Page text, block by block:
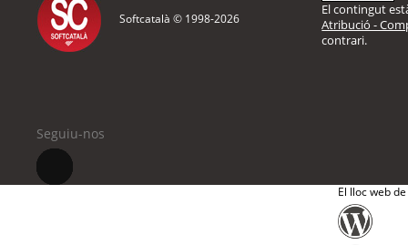
Softcatalà © 1998-2026
El contingut
Atribució -
contrari.
Seguiu-nos
El lloc web